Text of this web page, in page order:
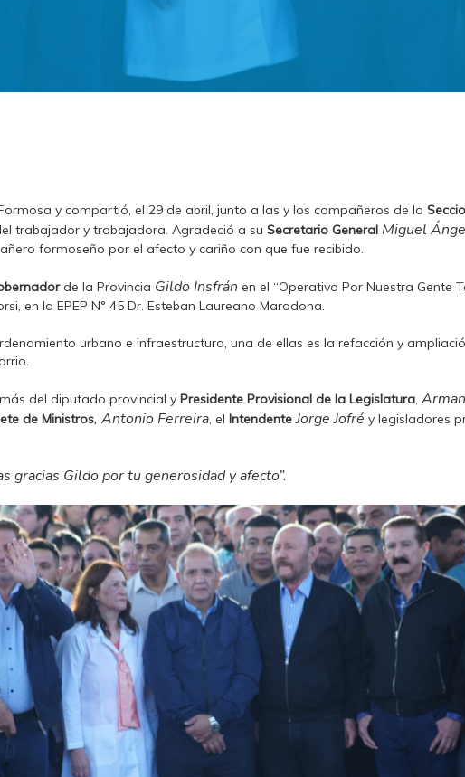
y compartió, el 29 de abril, junto a las y los compañeros de la
trabajador y trabajadora. Agradeció a suSecretario General Miguel
formoseño por el afecto y cariño con que fue recibido.
de la Provincia Gildo Insfránen el “Operativo Por Nuestra Gente
en la EPEP N° 45 Dr. Esteban Laureano Maradona.
urbano e infraestructura, una de ellas es la refacción y
del diputado provincial yPresidente Provisional de la Legislatura,
de Ministros, Antonio Ferreira, elIntendente Jorge Jofré y legisladores
gracias Gildo por tu generosidad y afecto”.